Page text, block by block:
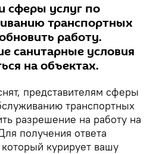
сферы услуг по
транспортных
работу.
санитарные условия
на объектах.
представителям сферы
транспортных
разрешение на работу на
получения ответа
курирует вашу